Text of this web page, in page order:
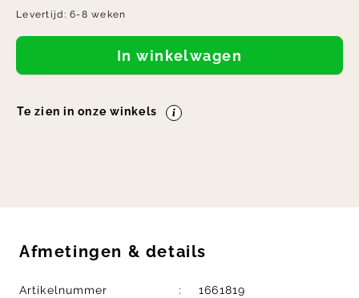
Levertijd:6-8 weken
In winkelwagen
Te zien in onze winkels
Afmetingen & details
Artikelnummer
1661819